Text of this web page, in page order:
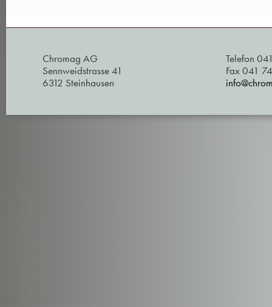
Chromag AG
Sennweidstrasse 41
6312 Steinhausen
Telefon
Fax 041